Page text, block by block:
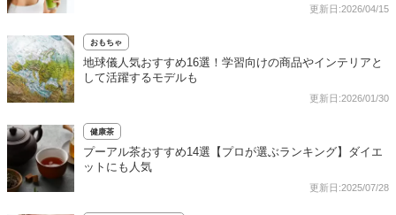
更新日:2026/04/15
おもちゃ
地球儀人気おすすめ16選！学習向けの商品やインテリアと
して活躍するモデルも
更新日:2026/01/30
健康茶
プーアル茶おすすめ14選【プロが選ぶランキング】ダイエ
ットにも人気
更新日:2025/07/28